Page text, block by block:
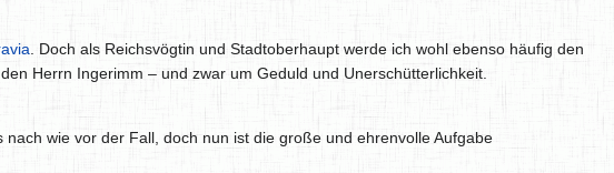
. Doch als Reichsvögtin und Stadtoberhaupt werde ich wohl ebenso häufig den
den Herrn Ingerimm – und zwar um Geduld und Unerschütterlichkeit.
wie vor der Fall, doch nun ist die große und ehrenvolle Aufgabe